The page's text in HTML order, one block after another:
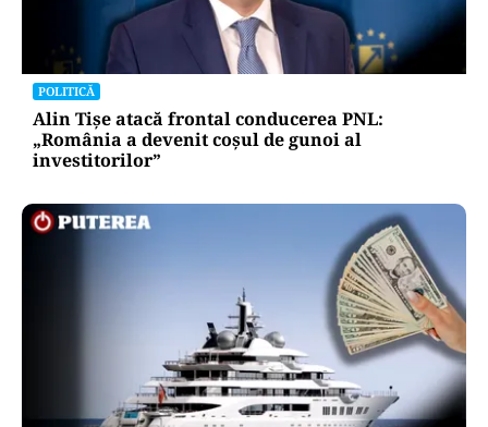
POLITICĂ
Alin Tișe atacă frontal conducerea PNL:
„România a devenit coșul de gunoi al
investitorilor”